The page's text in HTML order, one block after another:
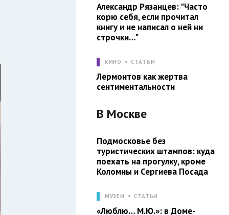
Александр Рязанцев: "Часто
корю себя, если прочитал
книгу и не написал о ней ни
строчки…"
КИНО СТАТЬИ
Лермонтов как жертва
сентиментальности
В Москве
Подмосковье без
туристических штампов: куда
поехать на прогулку, кроме
Коломны и Сергиева Посада
МУЗЕИ СТАТЬИ
«Люблю… М.Ю.»: в Доме-